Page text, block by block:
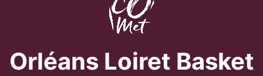
Orléans Loiret Basket